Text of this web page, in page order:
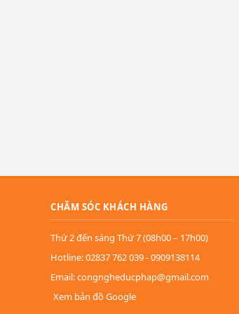
CHĂM SÓC KHÁCH HÀNG
Thứ 2 đến sáng Thứ 7 (08h00 – 17h00)
Hotline: 02837 762 039 - 0909138114
Email: congngheducphap@gmail.com
Xem bản đồ Google